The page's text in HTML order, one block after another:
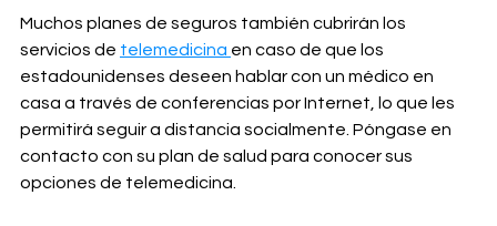
Muchos planes de seguros también cubrirán los
servicios de telemedicina en caso de que los
estadounidenses deseen hablar con un médico en
casa a través de conferencias por Internet, lo que les
permitirá seguir a distancia socialmente. Póngase en
contacto con su plan de salud para conocer sus
opciones de telemedicina.